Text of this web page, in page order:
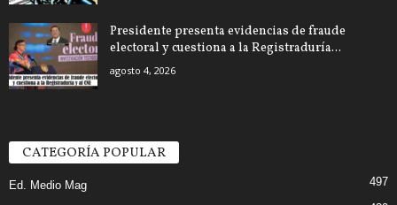
Presidente presenta evidencias de fraude
electoral y cuestiona a la Registraduría...
agosto 4, 2026
CATEGORÍA POPULAR
Ed. Medio Mag 497